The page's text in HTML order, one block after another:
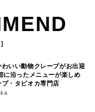
わいい動物クレープがお出迎
に沿ったメニューが楽しめ
プ・タピオカ専門店